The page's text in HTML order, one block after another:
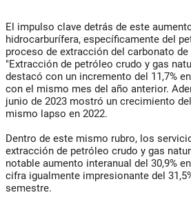
El impulso clave detrás de este
hidrocarburífera, específicamente del
proceso de extracción del carbonato
"Extracción de petróleo crudo y gas
destacó con un incremento del 11,7%
con el mismo mes del año anterior.
junio de 2023 mostró un crecimiento
mismo lapso en 2022.
Dentro de este mismo rubro, los
extracción de petróleo crudo y gas
notable aumento interanual del 30,9%
cifra igualmente impresionante del
semestre.